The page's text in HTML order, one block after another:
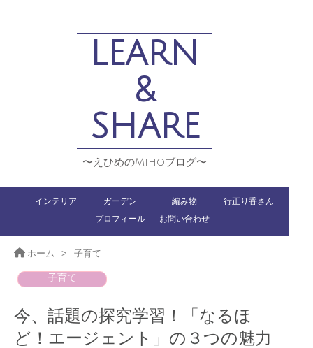
LEARN
&
SHARE
〜えひめのMihoブログ〜
インテリア ガーデン 編み物
行正り香さん
プロフィール
お問い合わせ
ホーム > 子育て
子育て
今、話題の探究学習！「なるほ
ど！エージェント」の３つの魅力